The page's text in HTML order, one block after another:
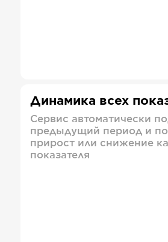
Динамика всех
Сервис автоматически
предыдущий период и
прирост или снижение
показателя